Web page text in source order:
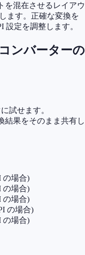
を混在させるレイアウ
ます。正確な変換を
設定を調整します。
ンバーターの
試せます。
結果をそのまま共有し
の場合)
の場合)
の場合)
の場合)
の場合)